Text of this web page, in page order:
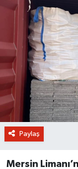
Paylaş
Mersin